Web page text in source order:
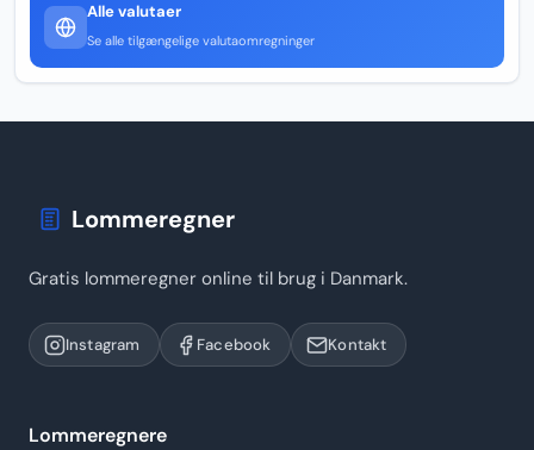
Alle valutaer
Se alle tilgængelige valutaomregninger
Lommeregner
Gratis lommeregner online til brug i Danmark.
Instagram Facebook Kontakt
Lommeregnere